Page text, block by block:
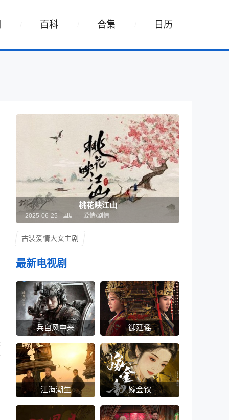
百科 合集 日历
桃花映江山
2025-06-25 国剧 爱情/剧情
古装爱情大女主剧
最新电视剧
兵自风中来 御廷谣
江海潮生 嫁金钗